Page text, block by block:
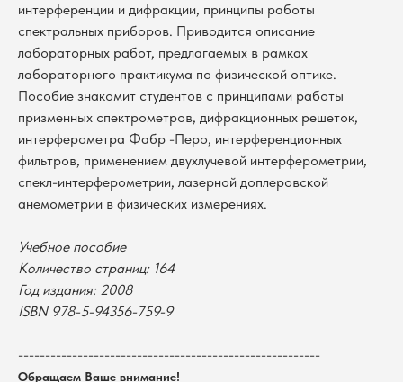
интерференции и дифракции, принципы работы
спектральных приборов. Приводится описание
лабораторных работ, предлагаемых в рамках
лабораторного практикума по физической оптике.
Пособие знакомит студентов с принципами работы
призменных спектрометров, дифракционных решеток,
интерферометра Фабр -Перо, интерференционных
фильтров, применением двухлучевой интерферометрии,
спекл-интерферометрии, лазерной доплеровской
анемометрии в физических измерениях.
Учебное пособие
Количество страниц: 164
Год издания: 2008
ISBN 978-5-94356-759-9
--------------------------------------------------------
Обращаем Ваше внимание!
Новосибирский государственный
университет
г. Новосибирск, ул. Пирогова, 3